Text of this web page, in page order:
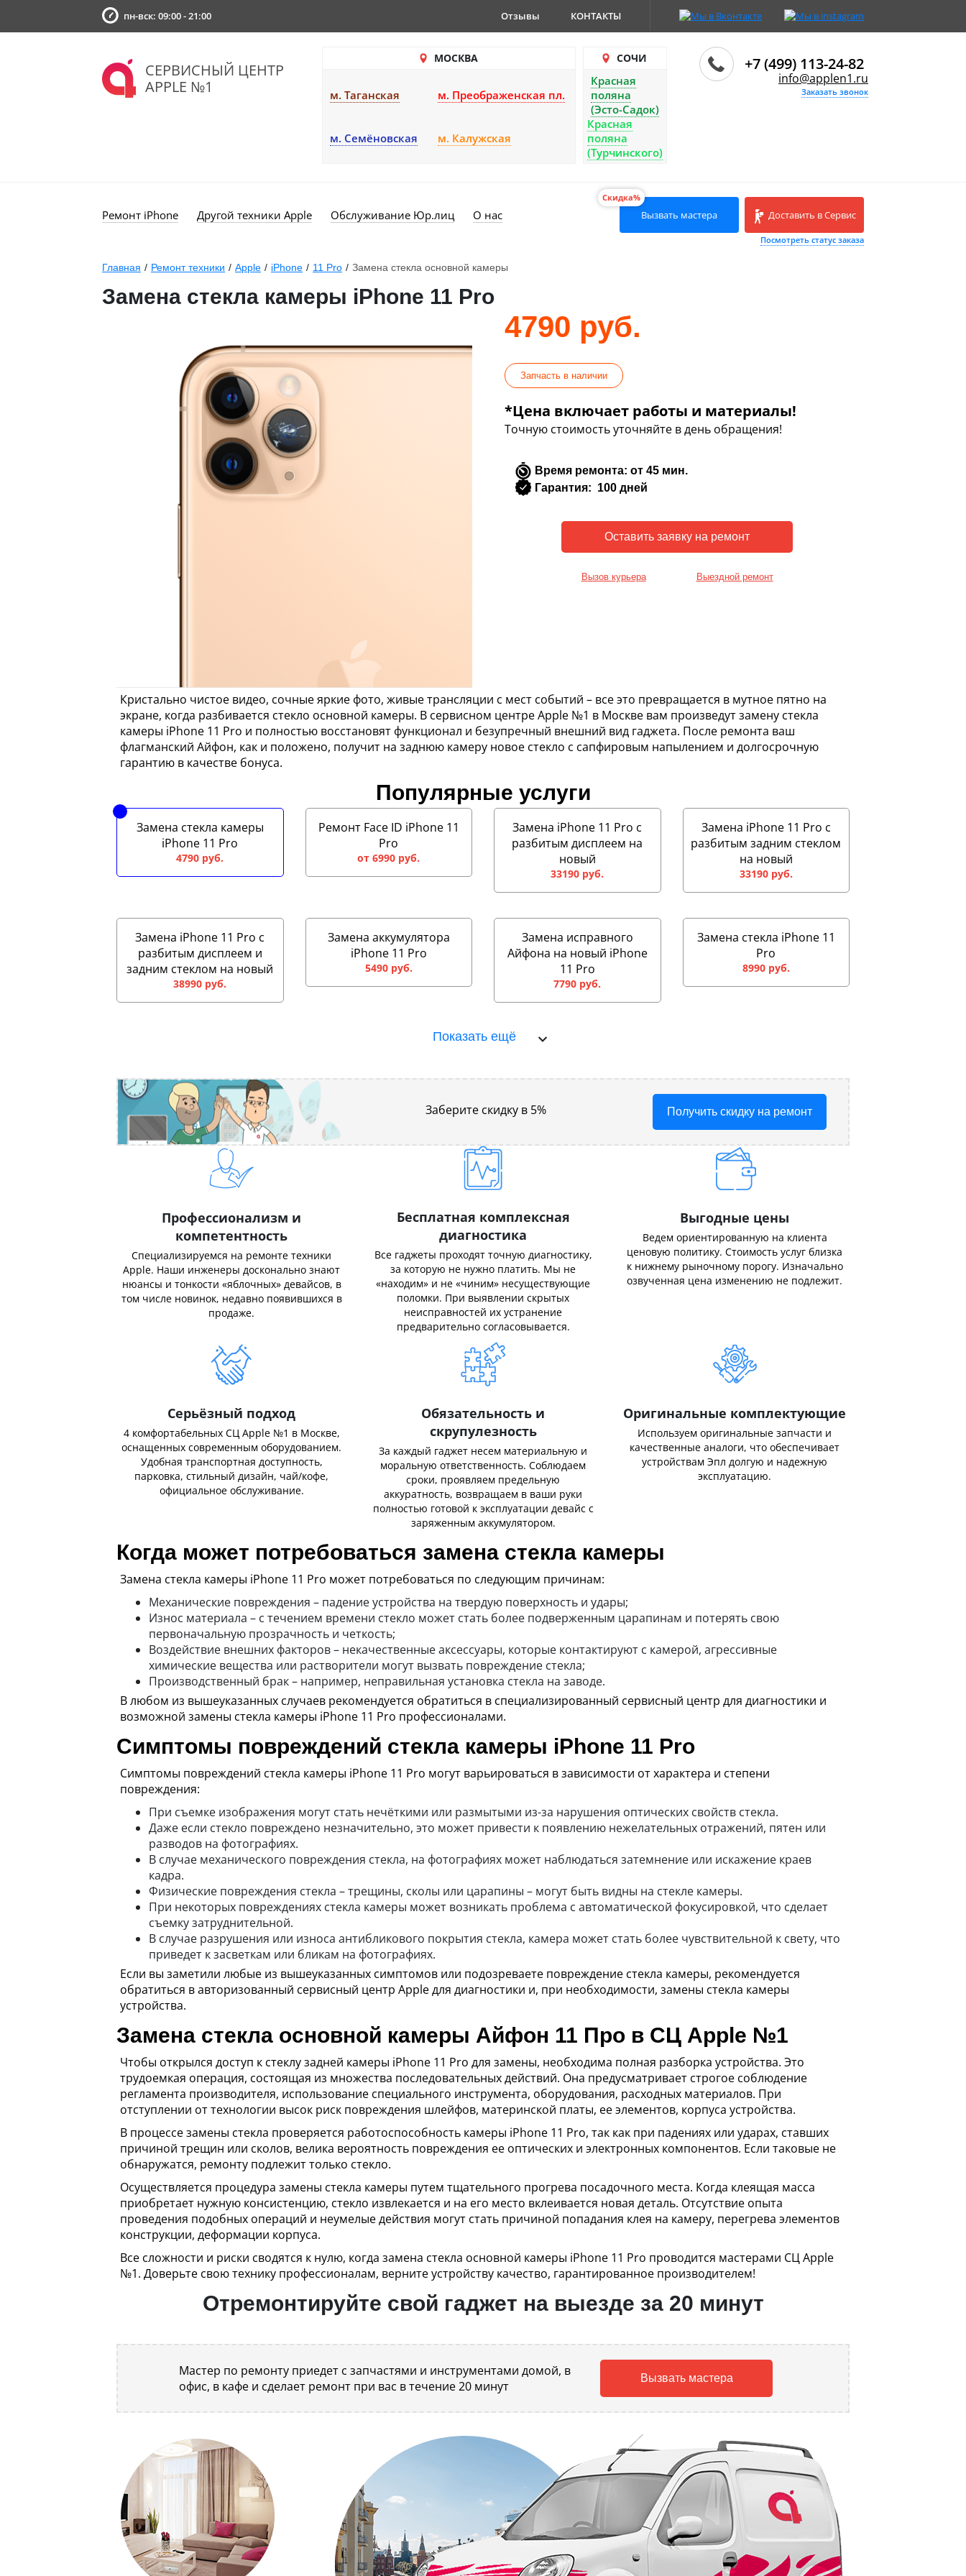
пн-вск: 09:00 - 21:00 Отзывы КОНТАКТЫ
СЕРВИСНЫЙ ЦЕНТР
APPLE №1
МОСКВА
м. Таганская м. Преображенская пл.
м. Семёновская м. Калужская
СОЧИ
Красная
поляна
(Эсто-Садок)
Красная
поляна
(Турчинского)
+7 (499) 113-24-82
info@applen1.ru
Заказать звонок
Ремонт iPhone Другой техники Apple Обслуживание Юр.лиц О нас
Скидка%
Вызвать мастера Доставить в Сервис
Посмотреть статус заказа
Главная / Ремонт техники / Apple / iPhone / 11 Pro / Замена стекла основной камеры
Замена стекла камеры iPhone 11 Pro
4790 руб.
Запчасть в наличии
*Цена включает работы и материалы!
Точную стоимость уточняйте в день обращения!
Время ремонта: от 45 мин.
Гарантия: 100 дней
Вызов курьера Выездной ремонт
Кристально чистое видео, сочные яркие фото, живые трансляции с мест событий – все это превращается в мутное пятно на
экране, когда разбивается стекло основной камеры. В сервисном центре Apple №1 в Москве вам произведут замену стекла
камеры iPhone 11 Pro и полностью восстановят функционал и безупречный внешний вид гаджета. После ремонта ваш
флагманский Айфон, как и положено, получит на заднюю камеру новое стекло с сапфировым напылением и долгосрочную
гарантию в качестве бонуса.
Популярные услуги
Замена стекла камеры
iPhone 11 Pro
4790 руб.
Ремонт Face ID iPhone 11
Pro
от 6990 руб.
Замена iPhone 11 Pro с
разбитым дисплеем на
новый
33190 руб.
Замена iPhone 11 Pro с
разбитым задним стеклом
на новый
33190 руб.
Замена iPhone 11 Pro с
разбитым дисплеем и
задним стеклом на новый
38990 руб.
Замена аккумулятора
iPhone 11 Pro
5490 руб.
Замена исправного
Айфона на новый iPhone
11 Pro
7790 руб.
Замена стекла iPhone 11
Pro
8990 руб.
Показать ещё
Заберите скидку в 5% Получить скидку на ремонт
Профессионализм и
компетентность
Специализируемся на ремонте техники
Apple. Наши инженеры досконально знают
нюансы и тонкости «яблочных» девайсов, в
том числе новинок, недавно появившихся в
продаже.
Бесплатная комплексная
диагностика
Все гаджеты проходят точную диагностику,
за которую не нужно платить. Мы не
«находим» и не «чиним» несуществующие
поломки. При выявлении скрытых
неисправностей их устранение
предварительно согласовывается.
Выгодные цены
Ведем ориентированную на клиента
ценовую политику. Стоимость услуг близка
к нижнему рыночному порогу. Изначально
озвученная цена изменению не подлежит.
Серьёзный подход
4 комфортабельных СЦ Apple №1 в Москве,
оснащенных современным оборудованием.
Удобная транспортная доступность,
парковка, стильный дизайн, чай/кофе,
официальное обслуживание.
Обязательность и
скрупулезность
За каждый гаджет несем материальную и
моральную ответственность. Соблюдаем
сроки, проявляем предельную
аккуратность, возвращаем в ваши руки
полностью готовой к эксплуатации девайс с
заряженным аккумулятором.
Оригинальные комплектующие
Используем оригинальные запчасти и
качественные аналоги, что обеспечивает
устройствам Эпл долгую и надежную
эксплуатацию.
Когда может потребоваться замена стекла камеры
Замена стекла камеры iPhone 11 Pro может потребоваться по следующим причинам:
Механические повреждения – падение устройства на твердую поверхность и удары;
Износ материала – с течением времени стекло может стать более подверженным царапинам и потерять свою
первоначальную прозрачность и четкость;
Воздействие внешних факторов – некачественные аксессуары, которые контактируют с камерой, агрессивные
химические вещества или растворители могут вызвать повреждение стекла;
Производственный брак – например, неправильная установка стекла на заводе.
В любом из вышеуказанных случаев рекомендуется обратиться в специализированный сервисный центр для диагностики и
возможной замены стекла камеры iPhone 11 Pro профессионалами.
Симптомы повреждений стекла камеры iPhone 11 Pro
Симптомы повреждений стекла камеры iPhone 11 Pro могут варьироваться в зависимости от характера и степени
повреждения:
При съемке изображения могут стать нечёткими или размытыми из-за нарушения оптических свойств стекла.
Даже если стекло повреждено незначительно, это может привести к появлению нежелательных отражений, пятен или
разводов на фотографиях.
В случае механического повреждения стекла, на фотографиях может наблюдаться затемнение или искажение краев
кадра.
Физические повреждения стекла – трещины, сколы или царапины – могут быть видны на стекле камеры.
При некоторых повреждениях стекла камеры может возникать проблема с автоматической фокусировкой, что сделает
съемку затруднительной.
В случае разрушения или износа антибликового покрытия стекла, камера может стать более чувствительной к свету, что
приведет к засветкам или бликам на фотографиях.
Если вы заметили любые из вышеуказанных симптомов или подозреваете повреждение стекла камеры, рекомендуется
обратиться в авторизованный сервисный центр Apple для диагностики и, при необходимости, замены стекла камеры
устройства.
Замена стекла основной камеры Айфон 11 Про в СЦ Apple №1
Чтобы открылся доступ к стеклу задней камеры iPhone 11 Pro для замены, необходима полная разборка устройства. Это
трудоемкая операция, состоящая из множества последовательных действий. Она предусматривает строгое соблюдение
регламента производителя, использование специального инструмента, оборудования, расходных материалов. При
отступлении от технологии высок риск повреждения шлейфов, материнской платы, ее элементов, корпуса устройства.
В процессе замены стекла проверяется работоспособность камеры iPhone 11 Pro, так как при падениях или ударах, ставших
причиной трещин или сколов, велика вероятность повреждения ее оптических и электронных компонентов. Если таковые не
обнаружатся, ремонту подлежит только стекло.
Осуществляется процедура замены стекла камеры путем тщательного прогрева посадочного места. Когда клеящая масса
приобретает нужную консистенцию, стекло извлекается и на его место вклеивается новая деталь. Отсутствие опыта
проведения подобных операций и неумелые действия могут стать причиной попадания клея на камеру, перегрева элементов
конструкции, деформации корпуса.
Все сложности и риски сводятся к нулю, когда замена стекла основной камеры iPhone 11 Pro проводится мастерами СЦ Apple
№1. Доверьте свою технику профессионалам, верните устройству качество, гарантированное производителем!
Отремонтируйте свой гаджет на выезде за 20 минут
Мастер по ремонту приедет с запчастями и инструментами домой, в
офис, в кафе и сделает ремонт при вас в течение 20 минут
Вызвать мастера